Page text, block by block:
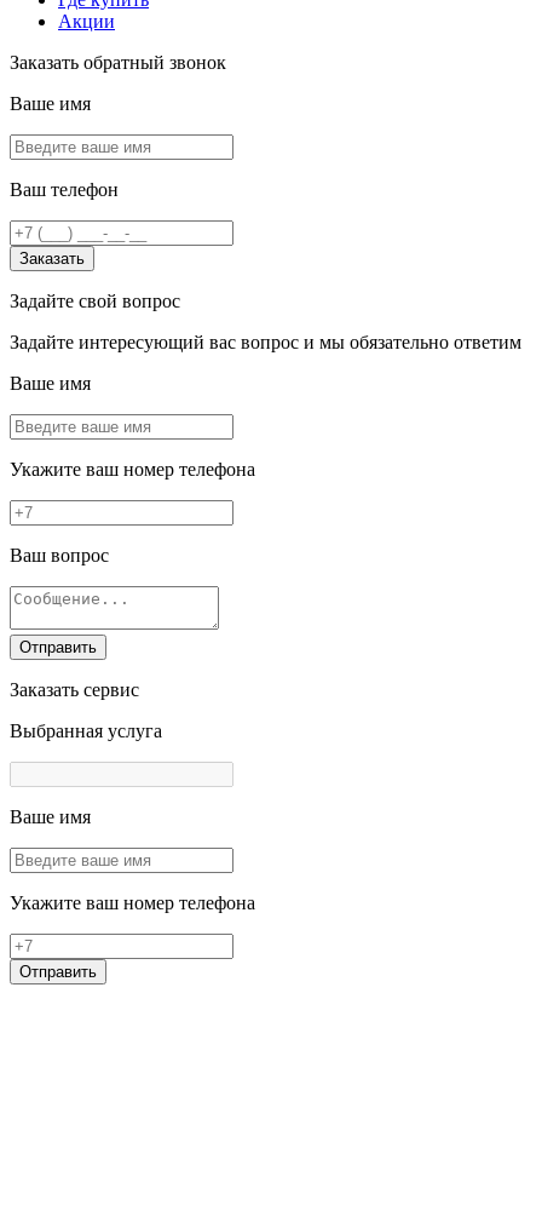
Акции
Заказать обратный звонок
Ваше имя
Ваш телефон
Заказать
Задайте свой вопрос
Задайте интересующий вас вопрос и мы обязательно ответим
Ваше имя
Укажите ваш номер телефона
Ваш вопрос
Отправить
Заказать сервис
Выбранная услуга
Ваше имя
Укажите ваш номер телефона
Отправить